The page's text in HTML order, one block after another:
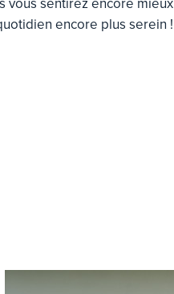
encore plus serein !